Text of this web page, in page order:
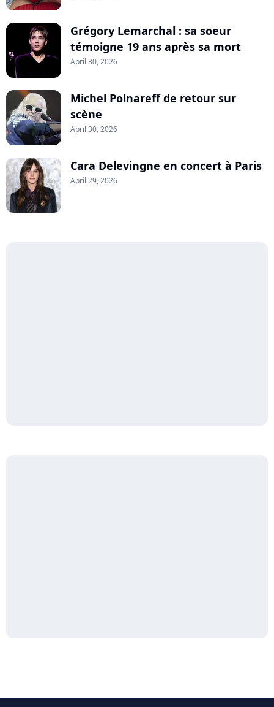
Grégory Lemarchal : sa soeur
témoigne 19 ans après sa mort
April 30, 2026
Michel Polnareff de retour sur
scène
April 30, 2026
Cara Delevingne en concert à Paris
April 29, 2026